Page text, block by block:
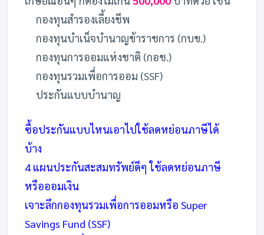
กองทุนสำรองเลี้ยงชีพ
กองทุนบำเน็จบำนาญข้าราชการ (กบข.)
กองทุนการออมแห่งชาติ (กอช.)
กองทุนรวมเพื่อการออม (SSF)
ประกันแบบบำนาญ
ซื้อประกันแบบไหนเอาไปใช้ลดหย่อนภาษีได้
บ้าง
4 แผนประกันสะสมทรัพย์ดีๆ ใช้ลดหย่อนภาษี
หรือออมเงิน
เจาะลึกกองทุนรวมเพื่อการออมหรือ Super
Savings Fund (SSF)